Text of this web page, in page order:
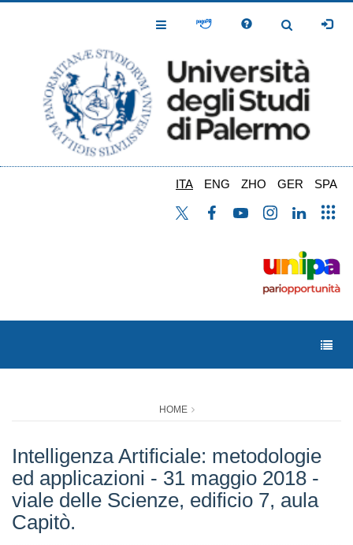
Toggle
Toggle
ITA ENG ZHO GER SPA
HOME
Intelligenza Artificiale: metodologie
ed applicazioni - 31 maggio 2018 -
viale delle Scienze, edificio 7, aula
Capitò.